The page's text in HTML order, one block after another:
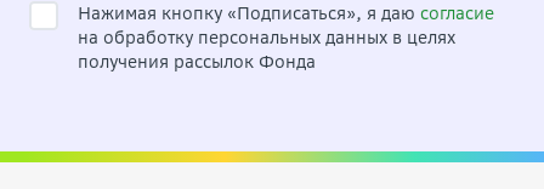
Нажимая кнопку «Подписаться», я даю согласие
на обработку персональных данных в целях
получения рассылок Фонда